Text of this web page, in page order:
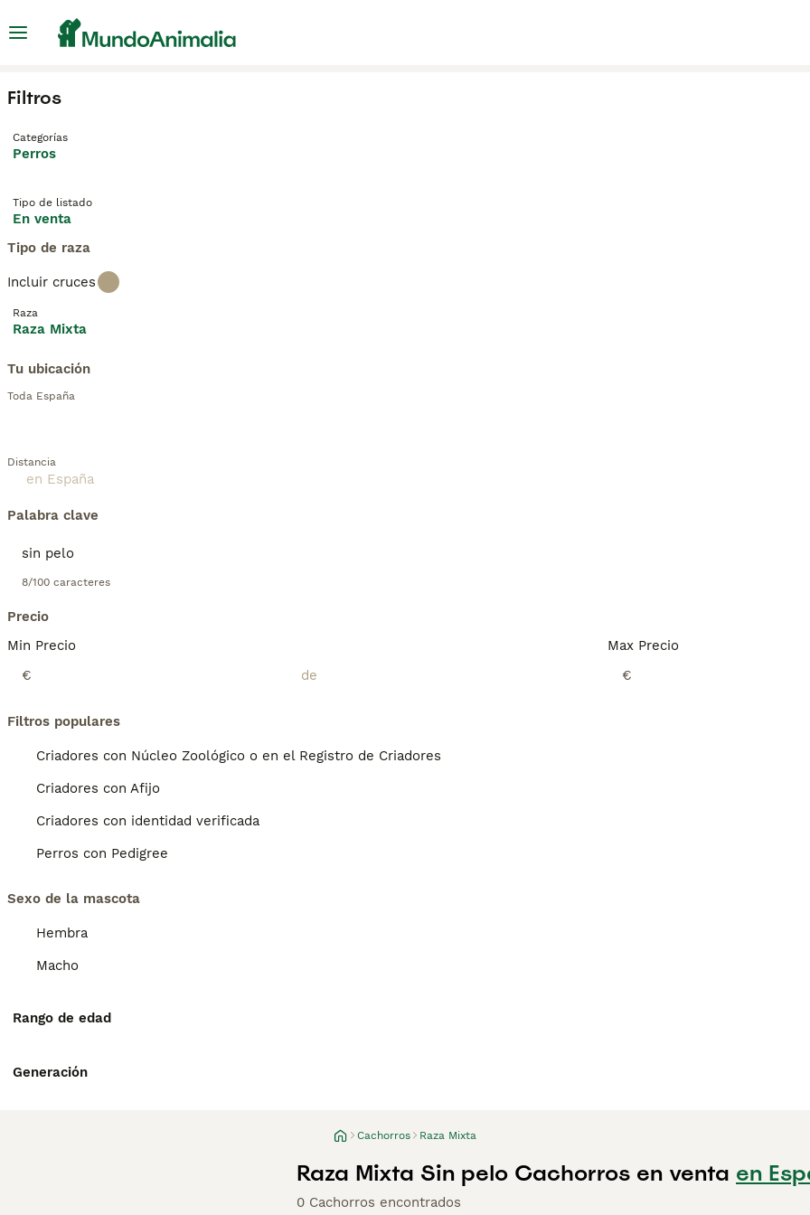
Filtros
Categorías
Perros
Tipo de listado
En venta
Tipo de raza
Incluir cruces
Raza
Raza Mixta
Tu ubicación
Toda España
Distancia
Palabra clave
8/100 caracteres
Precio
Min Precio
€
Max Precio
€
Filtros populares
Criadores con Núcleo Zoológico o en el Registro de Criadores
Criadores con Afijo
Criadores con identidad verificada
Perros con Pedigree
Sexo de la mascota
Hembra
Macho
Rango de edad
Generación
Cachorros Raza Mixta
Raza Mixta Sin pelo Cachorros en venta en
0 Cachorros encontrados